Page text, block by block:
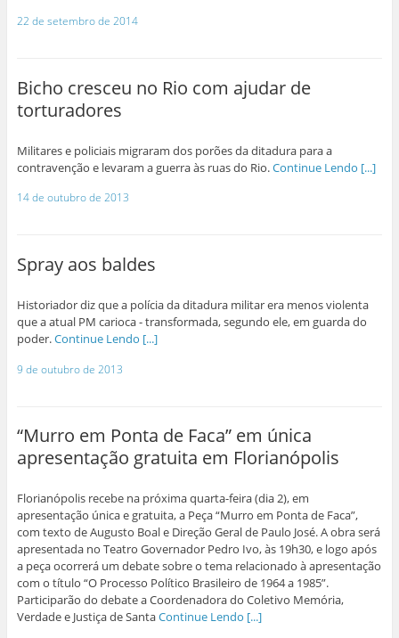
22 de setembro de 2014
Bicho cresceu no Rio com ajudar de
torturadores
Militares e policiais migraram dos porões da ditadura para a
contravenção e levaram a guerra às ruas do Rio.Continue Lendo [...]
14 de outubro de 2013
Spray aos baldes
Historiador diz que a polícia da ditadura militar era menos violenta
que a atual PM carioca - transformada, segundo ele, em guarda do
poder.Continue Lendo [...]
9 de outubro de 2013
“Murro em Ponta de Faca” em única
apresentação gratuita em Florianópolis
Florianópolis recebe na próxima quarta-feira (dia 2), em
apresentação única e gratuita, a Peça “Murro em Ponta de Faca”,
com texto de Augusto Boal e Direção Geral de Paulo José. A obra será
apresentada no Teatro Governador Pedro Ivo, às 19h30, e logo após
a peça ocorrerá um debate sobre o tema relacionado à apresentação
com o título “O Processo Político Brasileiro de 1964 a 1985”.
Participarão do debate a Coordenadora do Coletivo Memória,
Verdade e Justiça de SantaContinue Lendo [...]